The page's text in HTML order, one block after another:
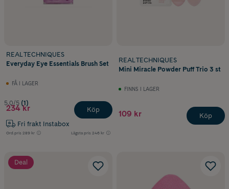
REAL TECHNIQUES
Everyday Eye Essentials Brush Set
FÅ I LAGER
5.0/5 (1)
234 kr
Fri frakt Instabox
Ord.pris 289 kr Lägsta pris 246 kr
Köp
REAL TECHNIQUES
Mini Miracle Powder Puff Trio 3 st
FINNS I LAGER
109 kr Köp
Deal